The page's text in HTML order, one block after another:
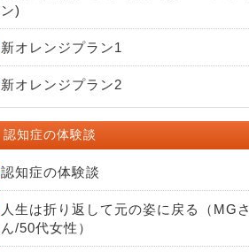
ン)
新オレンジプラン1
新オレンジプラン2
認知症の体験談
認知症の体験談
人生は折り返して元の姿に戻る（MGさ
ん/50代女性）